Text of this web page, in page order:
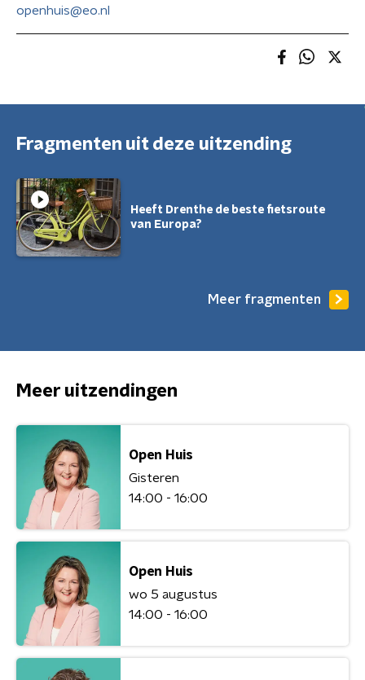
openhuis@eo.nl
Fragmenten uit deze uitzending
Heeft Drenthe de beste fietsroute
van Europa?
Meer fragmenten
Meer uitzendingen
Open Huis
Gisteren
14:00 - 16:00
Open Huis
wo 5 augustus
14:00 - 16:00